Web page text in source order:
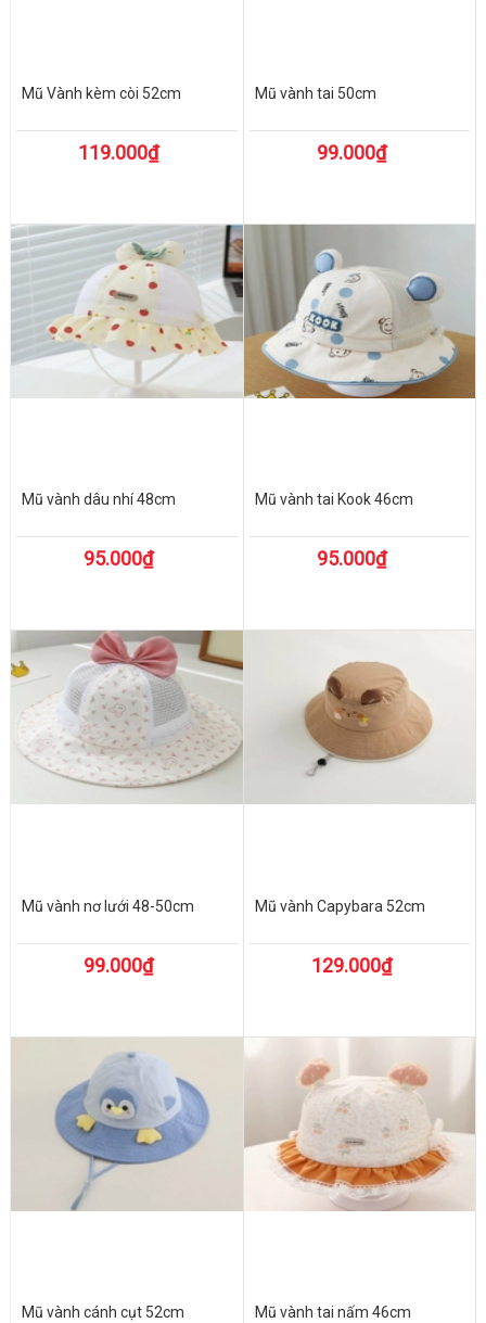
Mũ Vành kèm còi 52cm
119.000₫
Mũ vành tai 50cm
99.000₫
Mũ vành dâu nhí 48cm
95.000₫
Mũ vành tai Kook 46cm
95.000₫
Mũ vành nơ lưới 48-50cm
99.000₫
Mũ vành Capybara 52cm
129.000₫
Mũ vành cánh cụt 52cm Mũ vành tai nấm 46cm